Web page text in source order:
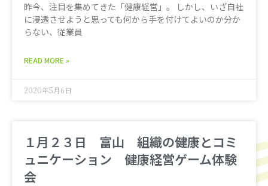
昨今、注目を集めてきた「健康経営」。 しかし、いざ自社
に浸透させようと思っても何から手を付けてよいのか分か
らない、従業員
READ MORE »
2020年5月6日
１月２３日 富山 組織の健康とコミ
ュニケーション 健康経営ゲーム体験
会